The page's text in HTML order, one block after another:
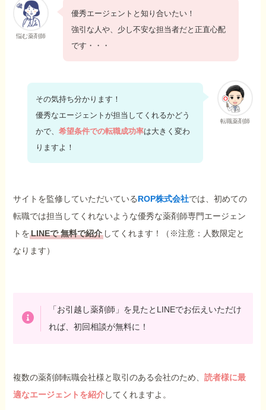
悩む薬剤師
優秀エージェントと知り合いたい！
強引な人や、少し不安な担当者だと正直心配
です・・・
転職薬剤師
その気持ち分かります！
優秀なエージェントが担当してくれるかどう
かで、 希望条件での転職成功率は大きく変わ
りますよ！
サイトを監修していただいているROP株式会社では、初めての
転職では担当してくれないような優秀な薬剤師専門エージェン
トをLINEで 無料で紹介 してくれます！（※注意：人数限定と
なります）
「お引越し薬剤師」を見たとLINEでお伝えいただけ
れば、初回相談が無料に！
複数の薬剤師転職会社様と取引のある会社のため、読者様に最
適なエージェントを紹介してくれますよ。